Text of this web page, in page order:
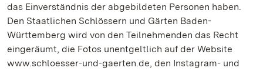
das Einverständnis der abgebildeten Personen haben.
Den Staatlichen Schlössern und Gärten Baden-
Württemberg wird von den Teilnehmenden das Recht
eingeräumt, die Fotos unentgeltlich auf der Website
www.schloesser-und-gaerten.de, den Instagram- und